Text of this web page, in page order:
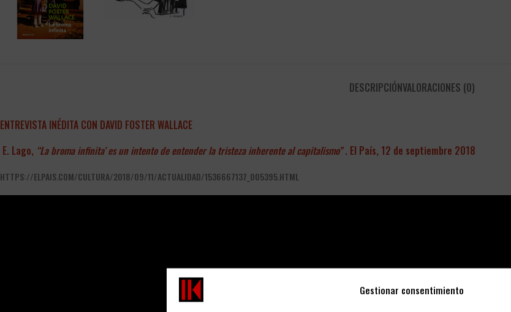
Gestionar consentimiento
DESCRIPCIÓNVALORACIONES (0)
ENTREVISTA INÉDITA CON DAVID FOSTER WALLACE
E. Lago, “La broma infinita’ es un intento de entender la tristeza inherente al capitalismo”. El País, 12 de septiembre 2018
HTTPS://ELPAIS.COM/CULTURA/2018/09/11/ACTUALIDAD/1536667137_005395.HTML